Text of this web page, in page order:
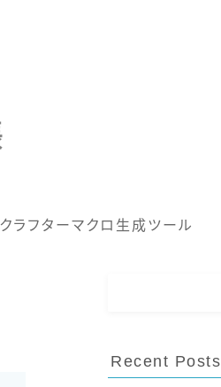
クラフターマクロ生成ツール
Recent Posts